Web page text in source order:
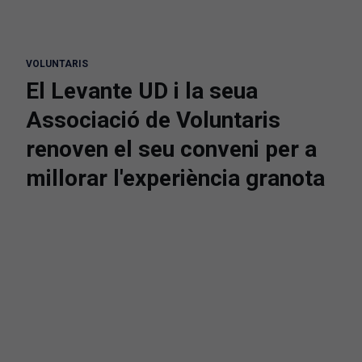
VOLUNTARIS
El Levante UD i la seua
Associació de Voluntaris
renoven el seu conveni per a
millorar l'experiència granota